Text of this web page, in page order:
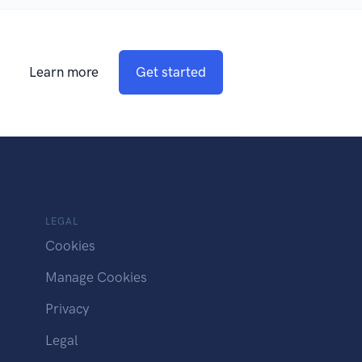
Learn more Get started
LEGAL
Cookies
Manage Cookies
Privacy
Legal